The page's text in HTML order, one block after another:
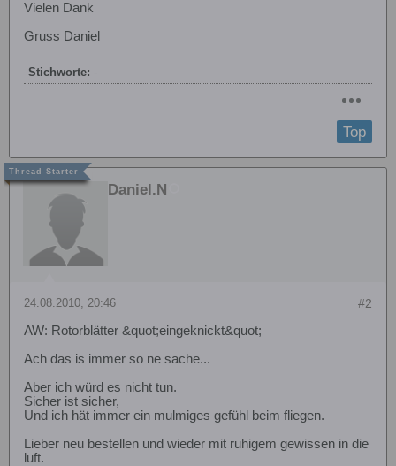
Vielen Dank
Gruss Daniel
Stichworte: -
Top
Daniel.N
#2
24.08.2010, 20:46
AW: Rotorblätter &quot;eingeknickt&quot;
Ach das is immer so ne sache...
Aber ich würd es nicht tun.
Sicher ist sicher,
Und ich hät immer ein mulmiges gefühl beim fliegen.
Lieber neu bestellen und wieder mit ruhigem gewissen in die
luft.